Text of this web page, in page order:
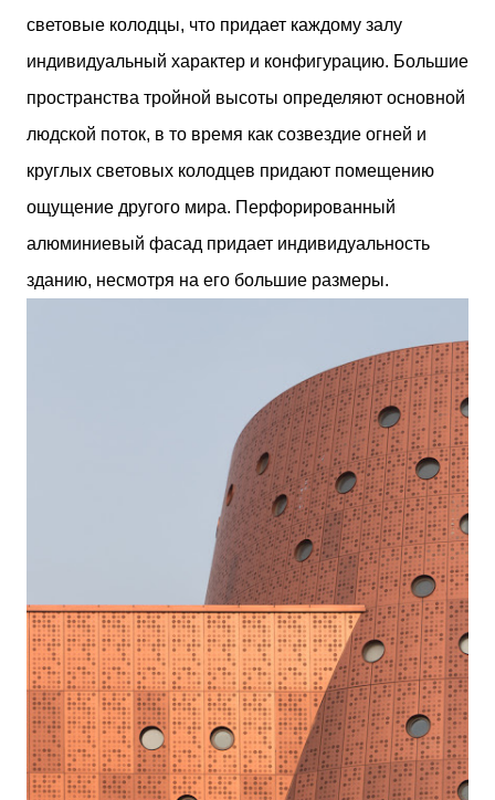
световые колодцы, что придает каждому залу
индивидуальный характер и конфигурацию. Большие
пространства тройной высоты определяют основной
людской поток, в то время как созвездие огней и
круглых световых колодцев придают помещению
ощущение другого мира. Перфорированный
алюминиевый фасад придает индивидуальность
зданию, несмотря на его большие размеры.